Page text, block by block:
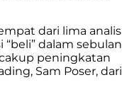
dari lima analis
dalam sebulan
peningkatan
Sam Poser, dari